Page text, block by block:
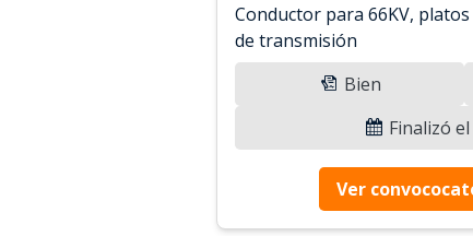
Conductor para 66KV,
de transmisión
Bien
Finalizó
Ver